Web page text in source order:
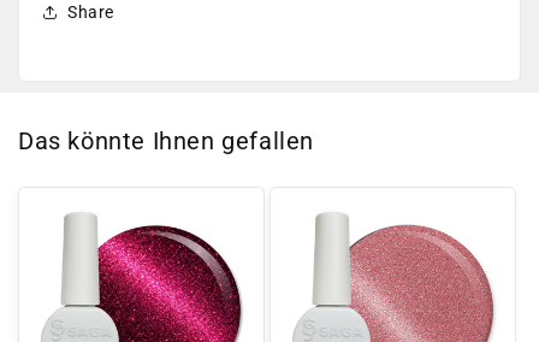
Share
Das könnte Ihnen gefallen